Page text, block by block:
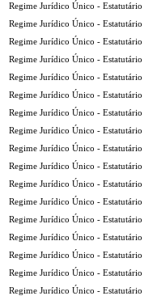
Regime Jurídico Único - Estatutário
Regime Jurídico Único - Estatutário
Regime Jurídico Único - Estatutário
Regime Jurídico Único - Estatutário
Regime Jurídico Único - Estatutário
Regime Jurídico Único - Estatutário
Regime Jurídico Único - Estatutário
Regime Jurídico Único - Estatutário
Regime Jurídico Único - Estatutário
Regime Jurídico Único - Estatutário
Regime Jurídico Único - Estatutário
Regime Jurídico Único - Estatutário
Regime Jurídico Único - Estatutário
Regime Jurídico Único - Estatutário
Regime Jurídico Único - Estatutário
Regime Jurídico Único - Estatutário
Regime Jurídico Único - Estatutário